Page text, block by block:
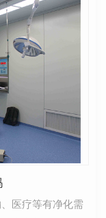
医疗等有净化需